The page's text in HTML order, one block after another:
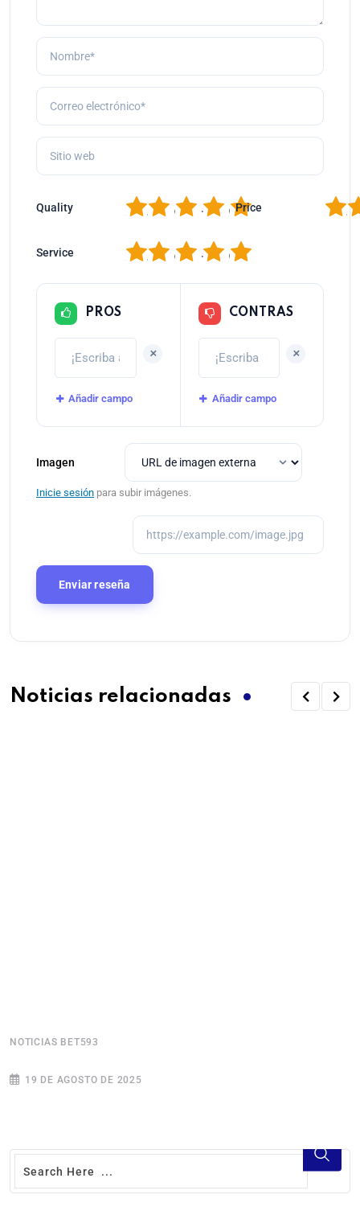
Quality 5
4
3
2 Price 2
Service 5
4
3
2
PROS
+
Añadir campo
CONTRAS
+
Añadir campo
Imagen
Inicie sesión para subir imágenes.
Noticias relacionadas
NOTICIAS BET593
19 DE AGOSTO DE 2025